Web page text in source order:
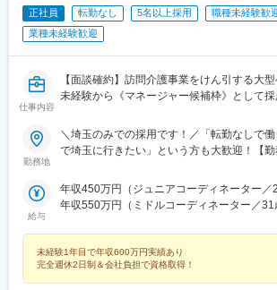
正社員 転勤なし 5名以上採用
職種未経験歓
業種未経験歓迎
仕事内容
【面談確約】訪問介護事業をけん引する大
未経験から《マネージャー候補枠》として採
勤務地
＼埼玉のみでの採用です！／「転勤なしで
で埼玉に行きたい」という方も大歓迎！【勤
区、緑区、岩槻区＜その他の市町村＞川越市
行田市、秩父市、所沢市、飯能市、加須市
市、狭山市、羽生市、鴻巣市、深谷市、上尾
桶川市久喜市、北本市、八潮市、富士見市、
戸市、幸手市、鶴ヶ島市、日高市、吉川市、
給与
年収450万円（ジュニアコーディネーター／
年収550万円（ミドルコーディネーター／31
未経験1年目で年収600万円実績あり
完全週休2日制＆会社負担で資格取得！